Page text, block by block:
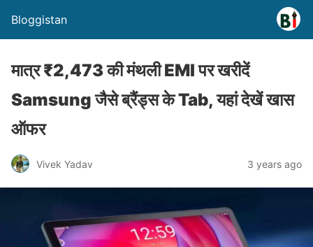
Bloggistan
मात्र ₹2,473 की मंथली EMI पर खरीदें
Samsung जैसे ब्रैंड्स के Tab, यहां देखें खास
ऑफर
Vivek Yadav 3 years ago